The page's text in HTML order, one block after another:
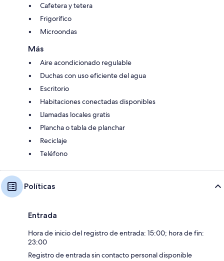
Cafetera y tetera
Frigorífico
Microondas
Más
Aire acondicionado regulable
Duchas con uso eficiente del agua
Escritorio
Habitaciones conectadas disponibles
Llamadas locales gratis
Plancha o tabla de planchar
Reciclaje
Teléfono
Políticas
Entrada
Hora de inicio del registro de entrada: 15:00; hora de fin:
23:00
Registro de entrada sin contacto personal disponible